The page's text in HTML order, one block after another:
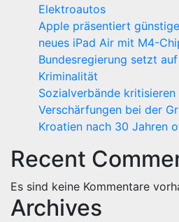
Elektroautos
Apple präsentiert
neues iPad Air mit M4-
Bundesregierung setzt
Kriminalität
Sozialverbände
Verschärfungen bei der
Kroatien nach 30 Jahren
Recent
Es sind keine Kommentare
Archives